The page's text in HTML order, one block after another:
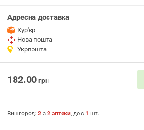
Адресна доставка
Кур'єр
Нова пошта
Укрпошта
182.00грн
Вишгород: 2 з 2 аптеки, де є 1 шт.